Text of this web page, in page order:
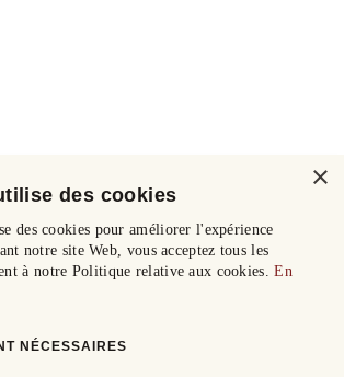
×
des cookies
des cookies pour améliorer l'expérience
notre site Web, vous acceptez tous les
à notre Politique relative aux cookies.En
NÉCESSAIRES